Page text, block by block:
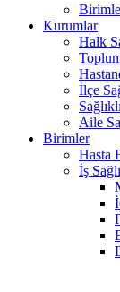
Kurumlar
Halk
İlçe
Aile
Birimler
Hasta
İş